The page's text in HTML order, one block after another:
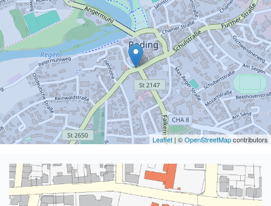
Leaflet | ©OpenStreetMapcontributors